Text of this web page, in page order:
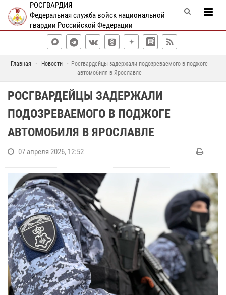
РОСГВАРДИЯ
Федеральная служба войск национальной
гвардии Российской Федерации
Главная Новости
Росгвардейцы задержали подозреваемого в поджоге
автомобиля в Ярославле
РОСГВАРДЕЙЦЫ ЗАДЕРЖАЛИ
ПОДОЗРЕВАЕМОГО В ПОДЖОГЕ
АВТОМОБИЛЯ В ЯРОСЛАВЛЕ
07 апреля 2026, 12:52